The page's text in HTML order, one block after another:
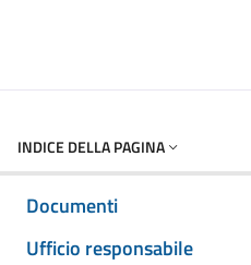
INDICE DELLA PAGINA
Documenti
Ufficio responsabile